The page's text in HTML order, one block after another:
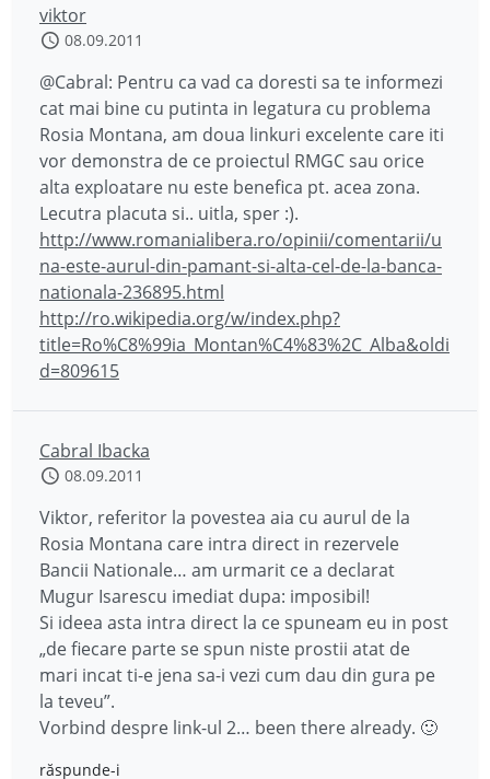
viktor
08.09.2011
@Cabral: Pentru ca vad ca doresti sa te informezi
cat mai bine cu putinta in legatura cu problema
Rosia Montana, am doua linkuri excelente care iti
vor demonstra de ce proiectul RMGC sau orice
alta exploatare nu este benefica pt. acea zona.
Lecutra placuta si.. uitla, sper :).
http://www.romanialibera.ro/opinii/comentarii/u
na-este-aurul-din-pamant-si-alta-cel-de-la-banca-
nationala-236895.html
http://ro.wikipedia.org/w/index.php?
title=Ro%C8%99ia_Montan%C4%83%2C_Alba&oldi
d=809615
Cabral Ibacka
08.09.2011
Viktor, referitor la povestea aia cu aurul de la
Rosia Montana care intra direct in rezervele
Bancii Nationale… am urmarit ce a declarat
Mugur Isarescu imediat dupa: imposibil!
Si ideea asta intra direct la ce spuneam eu in post
„de fiecare parte se spun niste prostii atat de
mari incat ti-e jena sa-i vezi cum dau din gura pe
la teveu”.
Vorbind despre link-ul 2… been there already. 🙂
răspunde-i